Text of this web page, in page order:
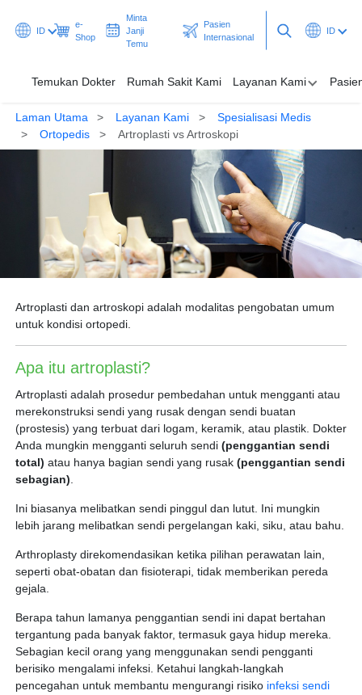
ID
e-
Shop
Minta
Janji
Temu
Pasien
Internasional
ID
Temukan Dokter Rumah Sakit Kami Layanan Kami
Temukan Dokter
Pasien & Pengunjung
Promosi & Program
Pusat Kesehatan
Laman Utama Layanan Kami
Spesialisasi Medis
Ortopedis
Artroplasti vs Artroskopi
Artroplasti dan artroskopi adalah modalitas pengobatan umum
untuk kondisi ortopedi.
Apa itu artroplasti?
Artroplasti adalah prosedur pembedahan untuk mengganti atau
merekonstruksi sendi yang rusak dengan sendi buatan
(prostesis) yang terbuat dari logam, keramik, atau plastik. Dokter
Anda mungkin mengganti seluruh sendi (penggantian sendi
total) atau hanya bagian sendi yang rusak (penggantian sendi
sebagian)
Ini biasanya melibatkan sendi pinggul dan lutut. Ini mungkin
lebih jarang melibatkan sendi pergelangan kaki, siku, atau bahu.
Arthroplasty direkomendasikan ketika pilihan perawatan lain,
seperti obat-obatan dan fisioterapi, tidak memberikan pereda
gejala.
Berapa tahun lamanya penggantian sendi ini dapat bertahan
tergantung pada banyak faktor, termasuk gaya hidup mereka.
Sebagian kecil orang yang menggunakan sendi pengganti
berisiko mengalami infeksi. Ketahui langkah-langkah
pencegahan untuk membantu mengurangi risiko infeksi sendi